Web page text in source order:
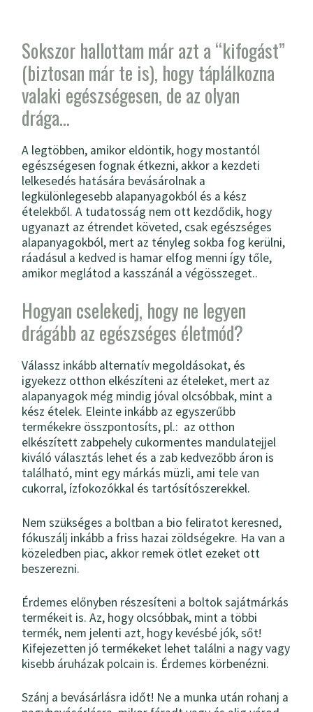
Sokszor hallottam már azt a “kifogást”
(biztosan már te is), hogy táplálkozna
valaki egészségesen, de az olyan
drága…
A legtöbben, amikor eldöntik, hogy mostantól
egészségesen fognak étkezni, akkor a kezdeti
lelkesedés hatására bevásárolnak a
legkülönlegesebb alapanyagokból és a kész
ételekből. A tudatosság nem ott kezdődik, hogy
ugyanazt az étrendet követed, csak egészséges
alapanyagokból, mert az tényleg sokba fog kerülni,
ráadásul a kedved is hamar elfog menni így tőle,
amikor meglátod a kasszánál a végösszeget..
Hogyan cselekedj, hogy ne legyen
drágább az egészséges életmód?
Válassz inkább alternatív megoldásokat, és
igyekezz otthon elkészíteni az ételeket, mert az
alapanyagok még mindig jóval olcsóbbak, mint a
kész ételek. Eleinte inkább az egyszerűbb
termékekre összpontosíts, pl.: az otthon
elkészített zabpehely cukormentes mandulatejjel
kiváló választás lehet és a zab kedvezőbb áron is
található, mint egy márkás müzli, ami tele van
cukorral, ízfokozókkal és tartósítószerekkel.
Nem szükséges a boltban a bio feliratot keresned,
fókuszálj inkább a friss hazai zöldségekre. Ha van a
közeledben piac, akkor remek ötlet ezeket ott
beszerezni.
Érdemes előnyben részesíteni a boltok sajátmárkás
termékeit is. Az, hogy olcsóbbak, mint a többi
termék, nem jelenti azt, hogy kevésbé jók, sőt!
Kifejezetten jó termékeket lehet találni a nagy vagy
kisebb áruházak polcain is. Érdemes körbenézni.
Szánj a bevásárlásra időt! Ne a munka után rohanj a